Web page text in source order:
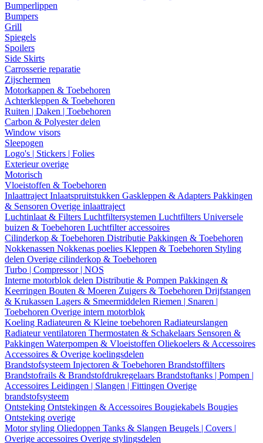
Bumperlippen
Bumpers
Grill
Spiegels
Spoilers
Side Skirts
Carrosserie reparatie
Zijschermen
Motorkappen & Toebehoren
Achterkleppen & Toebehoren
Ruiten | Daken | Toebehoren
Carbon & Polyester delen
Window visors
Sleepogen
Logo's | Stickers | Folies
Exterieur overige
Motorisch
Vloeistoffen & Toebehoren
Inlaattraject Inlaatspruitstukken Gaskleppen & Adapters Pakkingen
& Sensoren Overige inlaattraject
Luchtinlaat & Filters Luchtfiltersystemen Luchtfilters Universele
buizen & Toebehoren Luchtfilter accessoires
Cilinderkop & Toebehoren Distributie Pakkingen & Toebehoren
Nokkenassen Nokkenas poelies Kleppen & Toebehoren Styling
delen Overige cilinderkop & Toebehoren
Turbo | Compressor | NOS
Interne motorblok delen Distributie & Pompen Pakkingen &
Keerringen Bouten & Moeren Zuigers & Toebehoren Drijfstangen
& Krukassen Lagers & Smeermiddelen Riemen | Snaren |
Toebehoren Overige intern motorblok
Koeling Radiateuren & Kleine toebehoren Radiateurslangen
Radiateur ventilatoren Thermostaten & Schakelaars Sensoren &
Pakkingen Waterpompen & Vloeistoffen Oliekoelers & Accessoires
Accessoires & Overige koelingsdelen
Brandstofsysteem Injectoren & Toebehoren Brandstoffilters
Brandstofrails & Brandstofdrukregelaars Brandstoftanks | Pompen |
Accessoires Leidingen | Slangen | Fittingen Overige
brandstofsysteem
Ontsteking Ontstekingen & Accessoires Bougiekabels Bougies
Ontsteking overige
Motor styling Oliedoppen Tanks & Slangen Beugels | Covers |
Overige accessoires Overige stylingsdelen